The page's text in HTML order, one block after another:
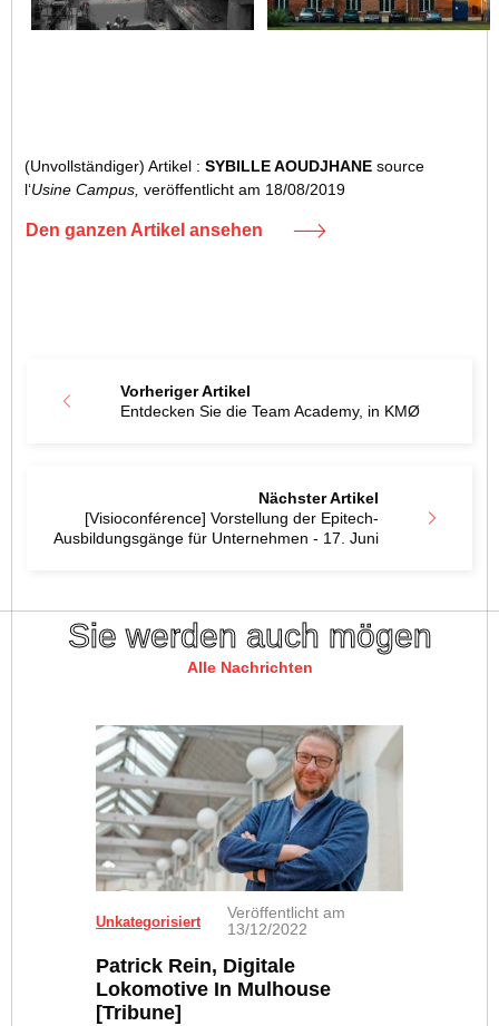
(Unvollständiger) Artikel : SYBILLE AOUDJHANE source
l‘Usine Campus, veröffentlicht am 18/08/2019
Den ganzen Artikel ansehen
Vorheriger Artikel
Entdecken Sie die Team Academy, in KMØ
Nächster Artikel
[Visioconférence] Vorstellung der Epitech-
Ausbildungsgänge für Unternehmen - 17. Juni
Sie werden auch mögen
Alle Nachrichten
Unkategorisiert
Veröffentlicht am
13/12/2022
Patrick Rein, Digitale
Lokomotive In Mulhouse
[Tribune]